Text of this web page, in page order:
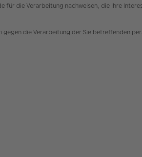
die Verarbeitung nachweisen, die Ihre
die Verarbeitung der Sie betreffenden